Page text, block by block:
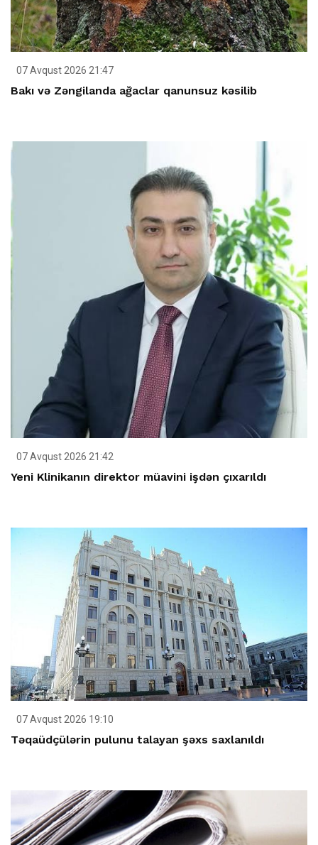
07 Avqust 2026 21:47
Bakı və Zəngilanda ağaclar qanunsuz kəsilib
07 Avqust 2026 21:42
Yeni Klinikanın direktor müavini işdən çıxarıldı
07 Avqust 2026 19:10
Təqaüdçülərin pulunu talayan şəxs saxlanıldı